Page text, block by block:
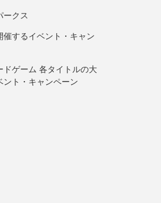
ークス
催するイベント・キャン
ドゲーム 各タイトルの大
ント・キャンペーン